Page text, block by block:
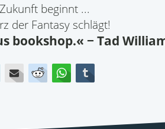
beginnt ...
der Fantasy schlägt!
bookshop.« − Tad
TwitterE-mail Reddit WhatsApp